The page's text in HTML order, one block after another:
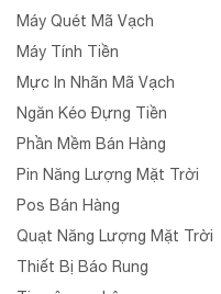
Máy Quét Mã Vạch
Máy Tính Tiền
Mực In Nhãn Mã Vạch
Ngăn Kéo Đựng Tiền
Phần Mềm Bán Hàng
Pin Năng Lượng Mặt Trời
Pos Bán Hàng
Quạt Năng Lượng Mặt Trời
Thiết Bị Báo Rung